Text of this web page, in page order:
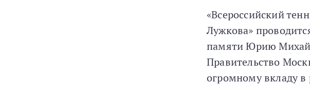
«Всероссийский
Лужкова»
памяти Юрию
Правительство
огромному вкладу в